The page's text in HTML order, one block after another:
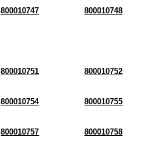
800010747 800010748
800010751 800010752
800010754 800010755
800010757 800010758